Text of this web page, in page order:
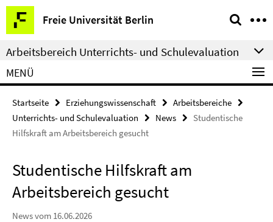
Springe
direkt
zu
Inhalt
Freie Universität Berlin
Service-
Navigation
Arbeitsbereich Unterrichts- und Schulevaluation
MENÜ
Startseite Erziehungswissenschaft
Arbeitsbereiche
Unterrichts- und Schulevaluation
News
Studentische
Hilfskraft am Arbeitsbereich gesucht
Studentische Hilfskraft am
Arbeitsbereich gesucht
News vom 16.06.2026